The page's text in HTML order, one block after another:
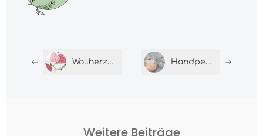
Wollherzen basteln: DIY-Deko aus Karton &#038; Wollresten Handpeeling selber machen: Natürliches DIY-Rezept gegen trockene Hände
Weitere Beiträge